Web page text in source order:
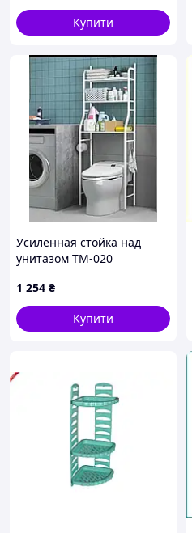
Купити
Усиленная стойка над
унитазом TM-020
160см, белая
1 254 ₴
Купити